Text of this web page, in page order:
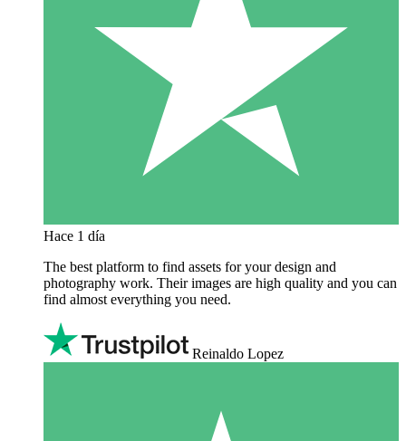
Hace 1 día
The best platform to find assets for your design and
photography work. Their images are high quality and you can
find almost everything you need.
Reinaldo Lopez